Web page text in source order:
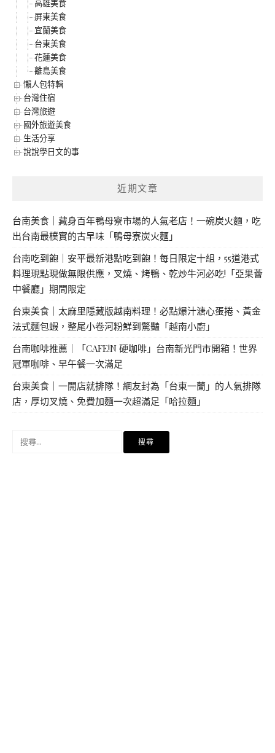
高雄美食
屏東美食
宜蘭美食
台東美食
花蓮美食
離島美食
懶人包特輯
台灣住宿
台灣旅遊
國外旅遊美食
生活分享
說說學日文的事
近期文章
台南美食｜藏身百年鴨母寮市場的人氣老店！一碗炭火麵，吃
出台南最樸實的古早味「鴨母寮炭火麵」
台南吃到飽｜安平最新港點吃到飽！每日限定十組，55道港式
料理現點現做無限供應，叉燒、烤鴨、乾炒牛河必吃!「亞果薈
中餐廳」期間限定
台東美食｜太麻里隱藏版越南料理！必點爆汁溏心蛋捲、黃金
法式麵包蝦，整尾小卷河粉鮮到驚豔「越南小廚」
台南咖啡推薦｜「CAFE!N 硬咖啡」台南新光門市開箱！世界
冠軍咖啡、早午餐一次滿足
台東美食｜一開店就排隊！網友封為「台東一蘭」的人氣排隊
店，厚切叉燒、免費加麵一次超滿足「哈拉麵」